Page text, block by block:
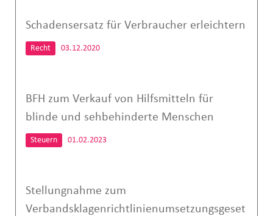
Schadensersatz für Verbraucher erleichtern
Recht 03.12.2020
BFH zum Verkauf von Hilfsmitteln für
blinde und sehbehinderte Menschen
Steuern 01.02.2023
Stellungnahme zum
Verbandsklagenrichtlinienumsetzungsgeset